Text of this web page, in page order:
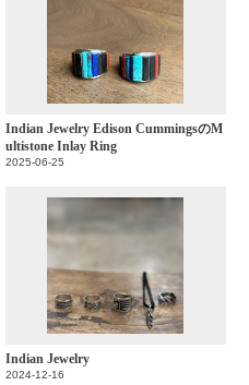
Indian Jewelry Edison CummingsのM
ultistone Inlay Ring
2025-06-25
Indian Jewelry
2024-12-16